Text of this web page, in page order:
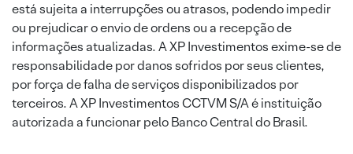
está sujeita a interrupções ou atrasos, podendo impedir
ou prejudicar o envio de ordens ou a recepção de
informações atualizadas. A XP Investimentos exime-se de
responsabilidade por danos sofridos por seus clientes,
por força de falha de serviços disponibilizados por
terceiros. A XP Investimentos CCTVM S/A é instituição
autorizada a funcionar pelo Banco Central do Brasil.